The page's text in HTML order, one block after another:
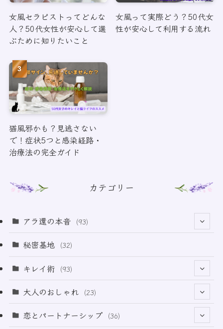
女風セラピストってどんな
人？50代女性が安心して選
ぶために知りたいこと
女風って実際どう？50代女
性が安心して利用する流れ
猫風邪かも？見逃さない
で！症状5つと感染経路・
治療法の完全ガイド
カテゴリー
アラ還の本音 (93)
(69)
秘密基地 (32)
キレイ術 (93)
(32)
(49)
大人のおしゃれ (23)
(21)
恋とパートナーシップ (36)